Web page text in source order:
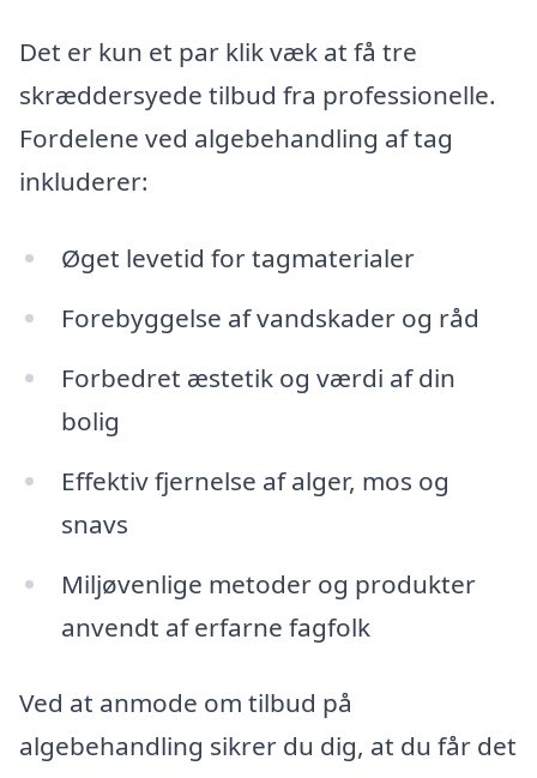
Det er kun et par klik væk at få tre
skræddersyede tilbud fra professionelle.
Fordelene ved algebehandling af tag
inkluderer:
Øget levetid for tagmaterialer
Forebyggelse af vandskader og råd
Forbedret æstetik og værdi af din
bolig
Effektiv fjernelse af alger, mos og
snavs
Miljøvenlige metoder og produkter
anvendt af erfarne fagfolk
Ved at anmode om tilbud på
algebehandling sikrer du dig, at du får det